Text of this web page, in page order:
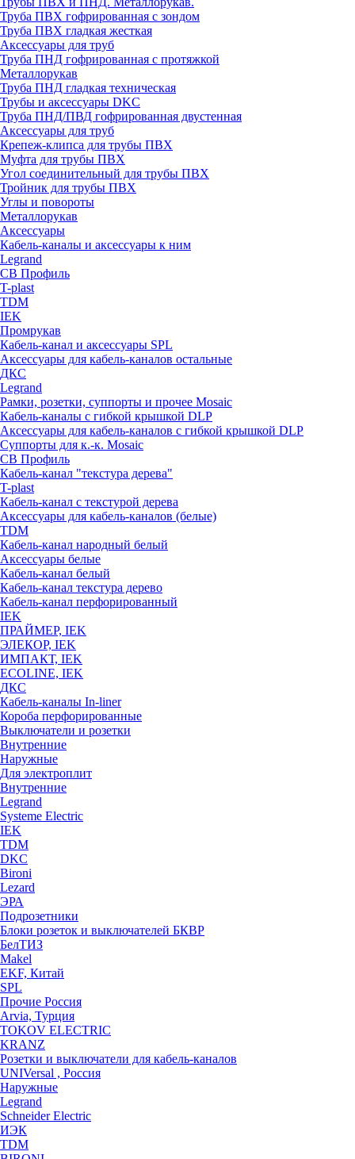
Труба ПВХ гофрированная с зондом
Труба ПВХ гладкая жесткая
Аксессуары для труб
Труба ПНД гофрированная с протяжкой
Металлорукав
Труба ПНД гладкая техническая
Трубы и аксессуары DKC
Труба ПНД/ПВД гофрированная двустенная
Аксессуары для труб
Крепеж-клипса для трубы ПВХ
Муфта для трубы ПВХ
Угол соединительный для трубы ПВХ
Тройник для трубы ПВХ
Углы и повороты
Металлорукав
Аксессуары
Кабель-каналы и аксессуары к ним
Legrand
СВ Профиль
T-plast
TDM
IEK
Промрукав
Кабель-канал и аксессуары SPL
Аксессуары для кабель-каналов остальные
ДКС
Legrand
Рамки, розетки, суппорты и прочее Mosaic
Кабель-каналы с гибкой крышкой DLP
Аксессуары для кабель-каналов с гибкой крышкой DLP
Суппорты для к.-к. Mosaic
СВ Профиль
Кабель-канал "текстура дерева"
T-plast
Кабель-канал с текстурой дерева
Аксессуары для кабель-каналов (белые)
TDM
Кабель-канал народный белый
Аксессуары белые
Кабель-канал белый
Кабель-канал текстура дерево
Кабель-канал перфорированный
IEK
ПРАЙМЕР, IEK
ЭЛЕКОР, IEK
ИМПАКТ, IEK
ECOLINE, IEK
ДКС
Кабель-каналы In-liner
Короба перфорированные
Выключатели и розетки
Внутренние
Наружные
Для электроплит
Внутренние
Legrand
Systeme Electric
IEK
TDM
DKC
Bironi
Lezard
ЭРА
Подрозетники
Блоки розеток и выключателей БКВР
БелТИЗ
Makel
EKF, Китай
SPL
Прочие Россия
Arvia, Турция
TOKOV ELECTRIC
KRANZ
Розетки и выключатели для кабель-каналов
UNIVersal , Россия
Наружные
Legrand
Schneider Electric
ИЭК
TDM